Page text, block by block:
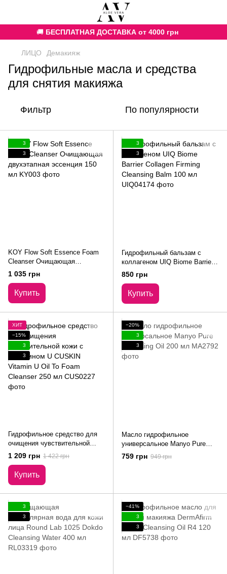
🚚 БЕСПЛАТНАЯ ДОСТАВКА от 4000 грн
ЛИЦО Демакияж
Гидрофильные масла и средства
для снятия макияжа
Фильтр По популярности
3
3
KOY Flow Soft Essence Foam
Cleanser Очищающая
двухэтапная эссенция 150 мл
1 035 грн
Купить
3
3
Гидрофильный бальзам с
коллагеном UIQ Biome Barrier
Collagen Firming Cleansing Balm
100 мл
850 грн
Купить
ХИТ
−15%
3
3
Гидрофильное средство для
очищения чувствительной
кожи с витамином U CUSKIN
Vitamin U Oil To Foam Cleanser
250 мл
1 209 грн 1 422 грн
Купить
−20%
3
3
Масло гидрофильное
универсальное Manyo Pure
Cleansing Oil 200 мл
759 грн 949 грн
3
3
−41%
3
3